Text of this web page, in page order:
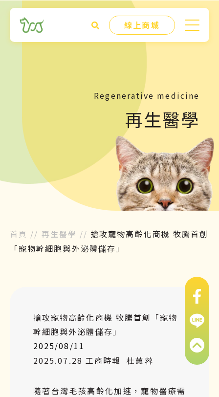
線上商城
Regenerative medicine
再生醫學
首頁 // 再生醫學 // 搶攻寵物高齡化商機 牧騰首創
「寵物幹細胞與外泌體儲存」
搶攻寵物高齡化商機 牧騰首創「寵物
幹細胞與外泌體儲存」
2025/08/11
2025.07.28 工商時報 杜蕙蓉
隨著台灣毛孩高齡化加速，寵物醫療需